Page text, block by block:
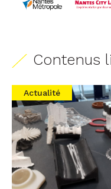
Contenus
Actualité